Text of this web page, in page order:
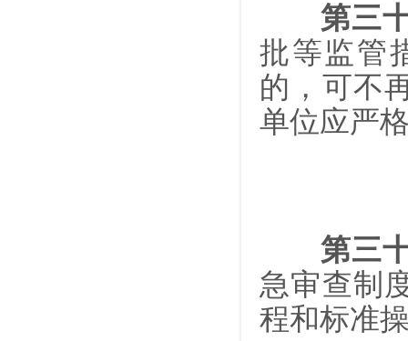
第三
批等监管
的，可不
单位应严
第三
急审查制
程和标准